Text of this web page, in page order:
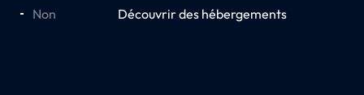
Non Découvrir des hébergements